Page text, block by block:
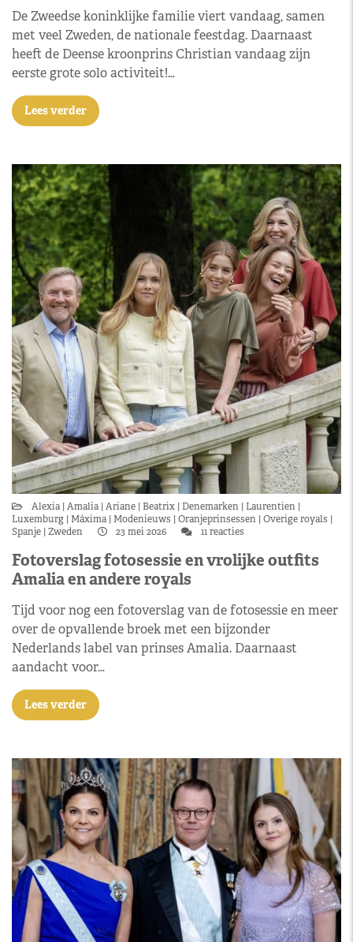
De Zweedse koninklijke familie viert vandaag, samen
met veel Zweden, de nationale feestdag. Daarnaast
heeft de Deense kroonprins Christian vandaag zijn
eerste grote solo activiteit!…
Lees verder
Alexia Amalia Ariane Beatrix Denemarken Laurentien
Luxemburg Máxima Modenieuws Oranjeprinsessen Overige royals
Spanje Zweden 23 mei 2026 11 reacties
Fotoverslag fotosessie en vrolijke outfits
Amalia en andere royals
Tijd voor nog een fotoverslag van de fotosessie en meer
over de opvallende broek met een bijzonder
Nederlands label van prinses Amalia. Daarnaast
aandacht voor…
Lees verder